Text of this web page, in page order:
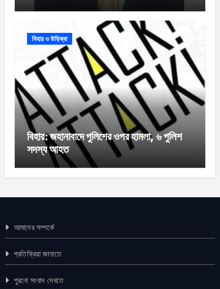
বিহার ও উড়িষ্যা
বিহার: জহানাবাদে পুলিশের ওপর হামলা, ৬ পুলিশ
সদস্য আহত
আমাদের সম্পর্কে
প্রতিক্রিয়া জানাতে
পুরনো সংবাদ দেখতে